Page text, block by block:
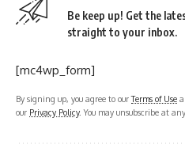
Be keep up! Get the
straight to your inbox.
[mc4wp_form]
By signing up, you agree to ourTerms of Use
our Privacy Policy. You may unsubscribe at